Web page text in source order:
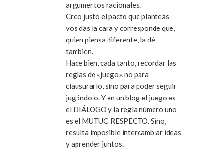
argumentos racionales.
Creo justo el pacto que planteás:
vos das la cara y corresponde que,
quien piensa diferente, la dé
también.
Hace bien, cada tanto, recordar las
reglas de «juego», no para
clausurarlo, sino para poder seguir
jugándolo. Y en un blog el juego es
el DIÁLOGO y la regla número uno
es el MUTUO RESPECTO. Sino,
resulta imposible intercambiar ideas
y aprender juntos.